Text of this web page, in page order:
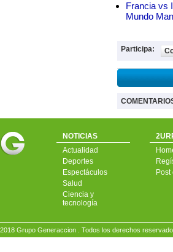
Francia vs
Mundo
Participa:
NOTICIAS
Actualidad
Deportes
Espectáculos
Salud
Ciencia y
tecnología
2018 Grupo Generaccion . Todos los derechos